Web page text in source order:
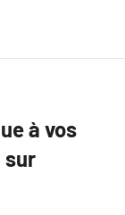
à vos
sur